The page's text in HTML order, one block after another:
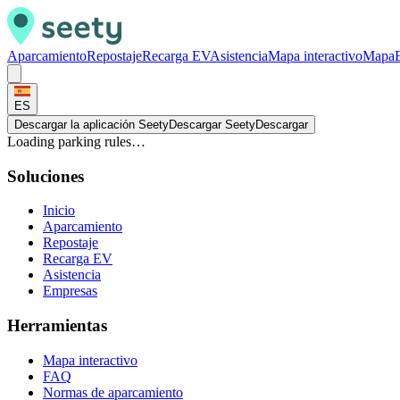
AparcamientoRepostajeRecarga EVAsistenciaMapa interactivoMapa
ES
Descargar la aplicación SeetyDescargar SeetyDescargar
Loading parking rules…
Soluciones
Inicio
Aparcamiento
Repostaje
Recarga EV
Asistencia
Empresas
Herramientas
Mapa interactivo
FAQ
Normas de aparcamiento